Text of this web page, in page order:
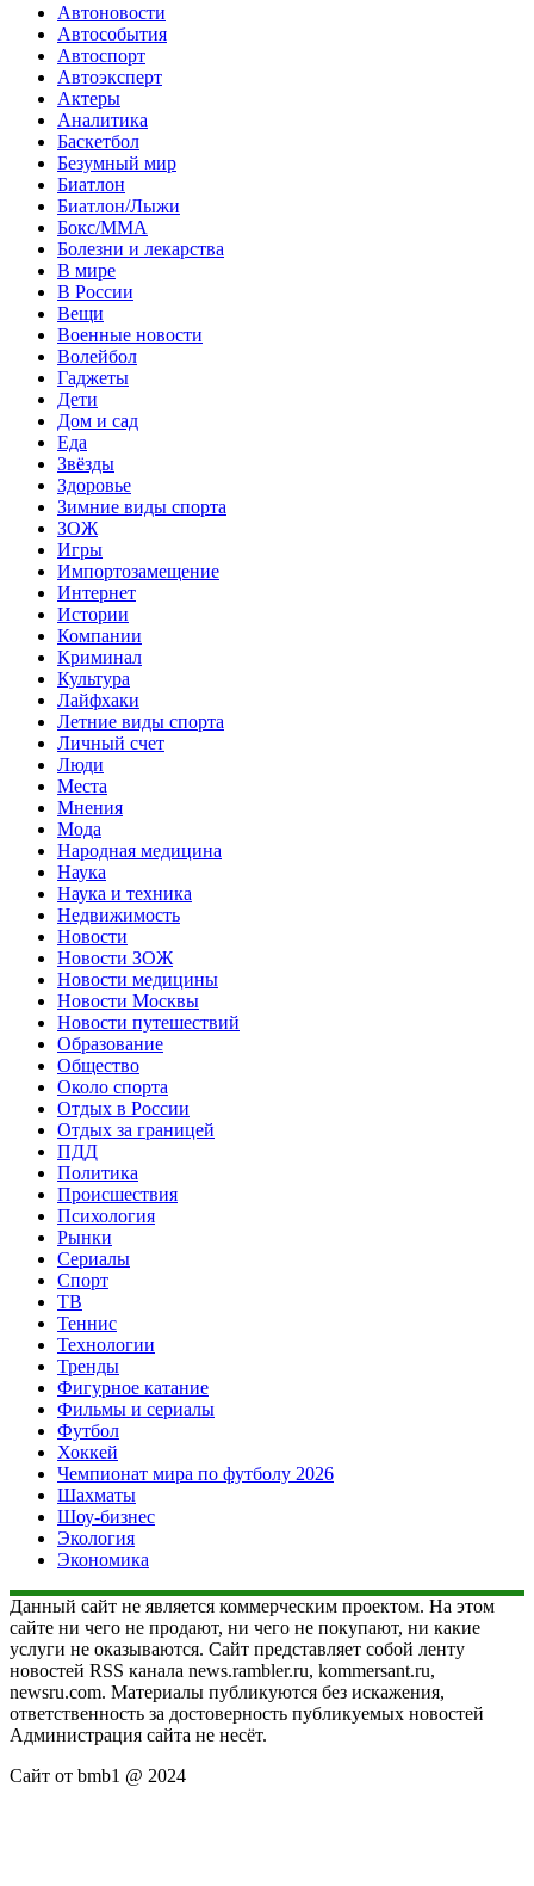
Автоновости
Автособытия
Автоспорт
Автоэксперт
Актеры
Аналитика
Баскетбол
Безумный мир
Биатлон
Биатлон/Лыжи
Бокс/MMA
Болезни и лекарства
В мире
В России
Вещи
Военные новости
Волейбол
Гаджеты
Дети
Дом и сад
Еда
Звёзды
Здоровье
Зимние виды спорта
ЗОЖ
Игры
Импортозамещение
Интернет
Истории
Компании
Криминал
Культура
Лайфхаки
Летние виды спорта
Личный счет
Люди
Места
Мнения
Мода
Народная медицина
Наука
Наука и техника
Недвижимость
Новости
Новости ЗОЖ
Новости медицины
Новости Москвы
Новости путешествий
Образование
Общество
Около спорта
Отдых в России
Отдых за границей
ПДД
Политика
Происшествия
Психология
Рынки
Сериалы
Спорт
ТВ
Теннис
Технологии
Тренды
Фигурное катание
Фильмы и сериалы
Футбол
Хоккей
Чемпионат мира по футболу 2026
Шахматы
Шоу-бизнес
Экология
Экономика
Данный сайт не является коммерческим проектом. На этом
сайте ни чего не продают, ни чего не покупают, ни какие
услуги не оказываются. Сайт представляет собой ленту
новостей RSS канала news.rambler.ru, kommersant.ru,
newsru.com. Материалы публикуются без искажения,
ответственность за достоверность публикуемых новостей
Администрация сайта не несёт.
Сайт от bmb1 @ 2024